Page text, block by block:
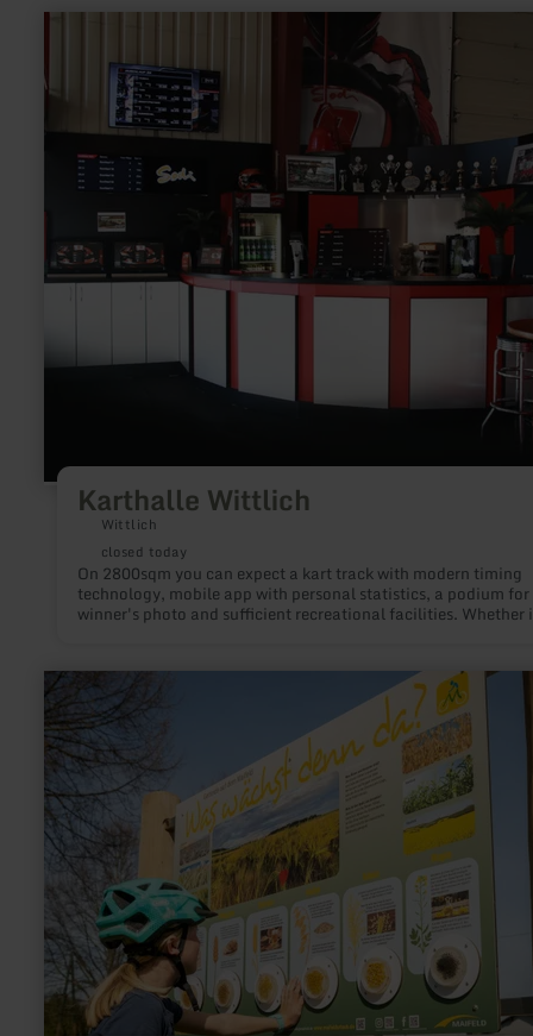
Karthalle Wittlich
Wittlich
closed today
On 2800sqm you can expect a kart track with modern timing
technology, mobile app with personal statistics, a podium for
winner's photo and sufficient recreational facilities. Whether
Karthalle
Wittlich
learn
more
about:
Getreide
-
Erlebnisstation
am
Maifeld-
Radweg